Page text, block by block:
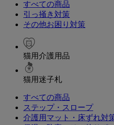
すべての商品
引っ掻き対策
その他お困り対策
猫用介護用品
猫用迷子札
すべての商品
ステップ・スロープ
介護用マット・床ずれ対